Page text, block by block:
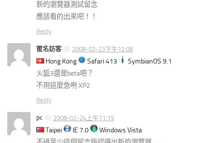
新的瀏覽器測試留念
應該看的出來吧！！
Reply
匿名訪客 2008-02-23下午12:08
Hong Kong Safari 413
SymbianOS 9.1
火狐3還是beta吧？
不用這麼急咧 XP2
Reply
pc 2008-02-24上午11:15
Taipei IE 7.0
Windows Vista